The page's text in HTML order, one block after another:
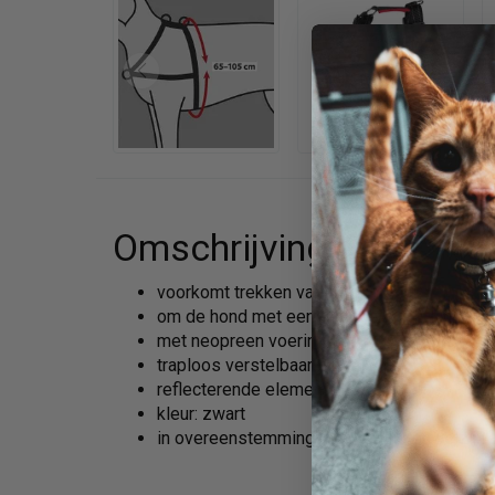
Omschrijving
voorkomt trekken van de hond
om de hond met een geringe
met neopreen voering
traploos verstelbaar singelband
reflecterende elementen
kleur: zwart
in overeenstemming met het dierenwelzijn